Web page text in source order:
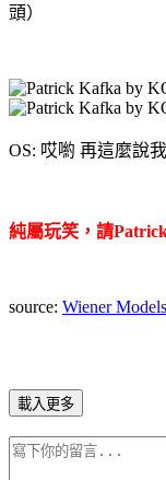
頭）
OS: 哎喲 再這麼說
純屬玩笑，請
source: Wiener Models
載入更多